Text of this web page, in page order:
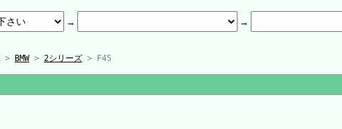
> BMW> 2シリーズ > F45